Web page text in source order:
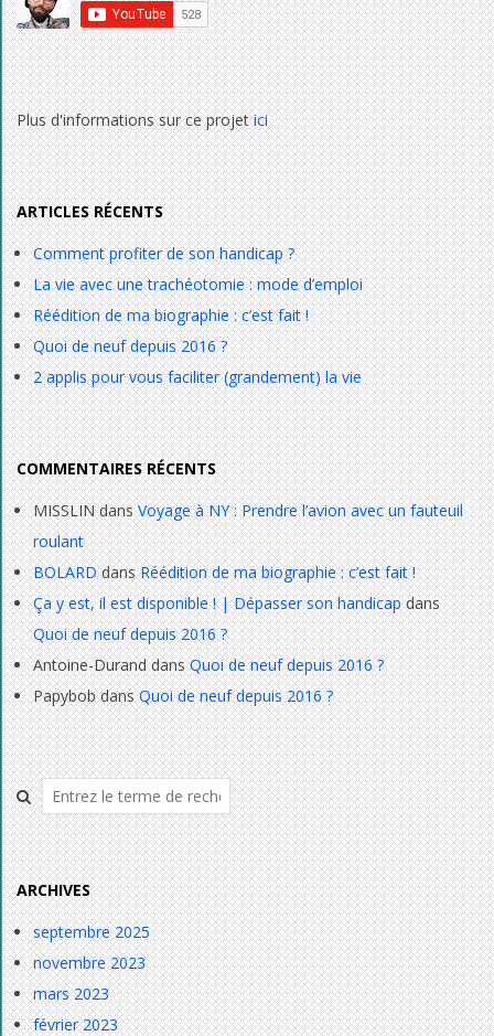
Plus d'informations sur ce projetici
ARTICLES RÉCENTS
Comment profiter de son handicap ?
La vie avec une trachéotomie : mode d’emploi
Réédition de ma biographie : c’est fait !
Quoi de neuf depuis 2016 ?
2 applis pour vous faciliter (grandement) la vie
COMMENTAIRES RÉCENTS
MISSLINdansVoyage à NY : Prendre l’avion avec un fauteuil
roulant
BOLARDdansRéédition de ma biographie : c’est fait !
Ça y est, il est disponible ! | Dépasser son handicapdans
Quoi de neuf depuis 2016 ?
Antoine-DuranddansQuoi de neuf depuis 2016 ?
PapybobdansQuoi de neuf depuis 2016 ?
Rechercher
ARCHIVES
septembre 2025
novembre 2023
mars 2023
février 2023